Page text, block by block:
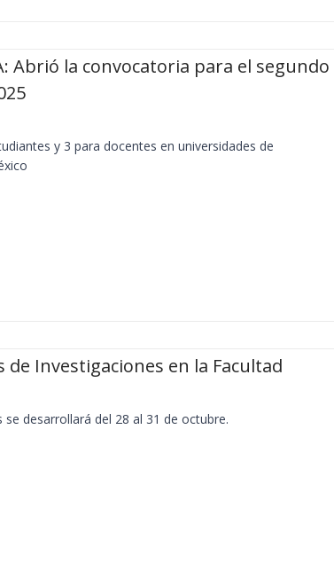
Abrió la convocatoria para el segundo
y 3 para docentes en universidades de
de Investigaciones en la Facultad
se desarrollará del 28 al 31 de octubre.